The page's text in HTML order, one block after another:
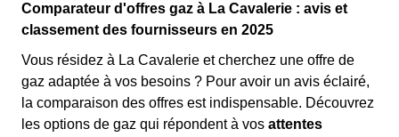
Comparateur d'offres gaz à La Cavalerie : avis et
classement des fournisseurs en 2025
Vous résidez à La Cavalerie et cherchez une offre de
gaz adaptée à vos besoins ? Pour avoir un avis éclairé,
la comparaison des offres est indispensable. Découvrez
les options de gaz qui répondent à vos attentes